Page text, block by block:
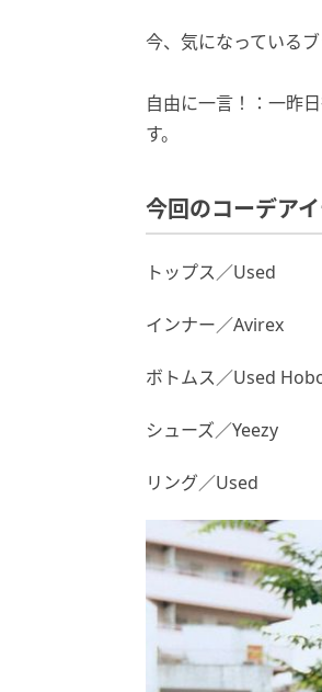
今、気になっている
自由に一言！：一昨
す。
今回のコーデア
トップス／Used
インナー／Avirex
ボトムス／Used
シューズ／Yeezy
リング／Used